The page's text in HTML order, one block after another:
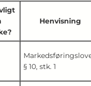
Henvisning
§ 10, stk. 1